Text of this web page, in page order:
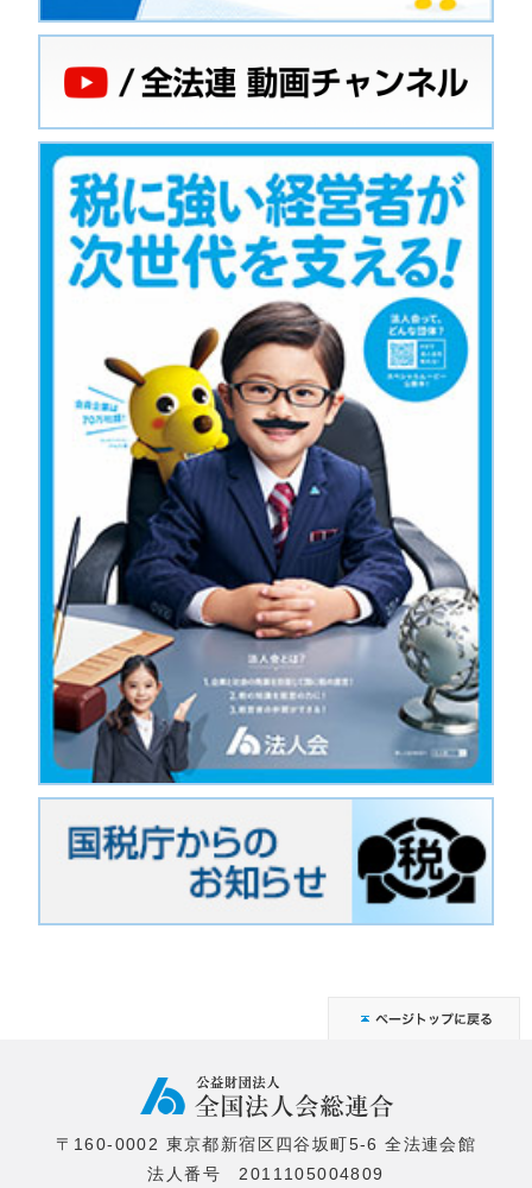
〒160-0002 東京都新宿区四谷坂町5-6 全法連会館
法人番号 2011105004809